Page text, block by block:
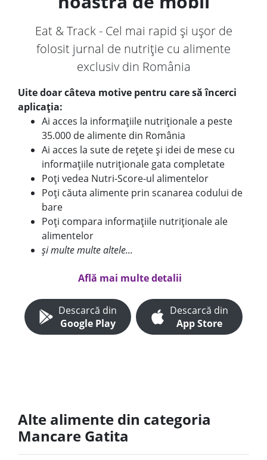
Eat & Track - Cel mai rapid și ușor de
folosit jurnal de nutriție cu alimente
exclusiv din România
Uite doar câteva motive pentru care să încerci
aplicația:
Ai acces la informațiile nutriționale a peste
35.000 de alimente din România
Ai acces la sute de rețete și idei de mese cu
informațiile nutriționale gata completate
Poți vedea Nutri-Score-ul alimentelor
Poți căuta alimente prin scanarea codului de
bare
Poți compara informațiile nutriționale ale
alimentelor
și multe multe altele...
Află mai multe detalii
Descarcă din
Google Play
Descarcă din
App Store
Alte alimente din categoria
Mancare Gatita